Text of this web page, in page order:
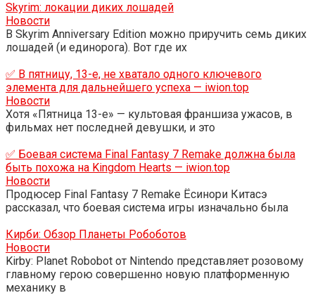
Skyrim: локации диких лошадей
Новости
В Skyrim Anniversary Edition можно приручить семь диких
лошадей (и единорога). Вот где их
✅ В пятницу, 13-е, не хватало одного ключевого
элемента для дальнейшего успеха — iwion.top
Новости
Хотя «Пятница 13-е» — культовая франшиза ужасов, в
фильмах нет последней девушки, и это
✅ Боевая система Final Fantasy 7 Remake должна была
быть похожа на Kingdom Hearts — iwion.top
Новости
Продюсер Final Fantasy 7 Remake Ёсинори Китасэ
рассказал, что боевая система игры изначально была
Кирби: Обзор Планеты Робоботов
Новости
Kirby: Planet Robobot от Nintendo представляет розовому
главному герою совершенно новую платформенную
механику в